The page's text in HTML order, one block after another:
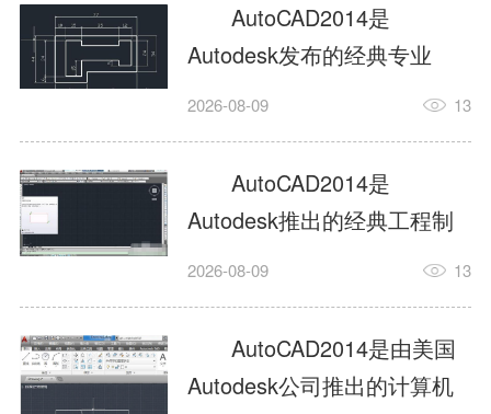
行业工程设计。版本新增图
纸标签页、实景地理地图、
协同设计交流模块，优化命
令行智能纠错与图层批量管
理，支持Win8触屏操作、点
云扫描数据导入，兼容各类
DWG图纸格式，文件互通...
AutoCAD2014是
Autodesk发布的经典专业
CAD制图设计软件，是工程
绘图工具。软件专注精准二
维绘图、图纸编辑、参数化
设计及基础三维建模，广泛
应用于建筑设计、机械制
造、土木工程、室内设计等
多个行业。软件优化绘图流
畅度与文件兼容性，支持参
2026-08-09 13
AutoCAD2014是
Autodesk推出的经典工程制
图设计软件，主打高效精准
建模作业，适配建筑、机
械、市政、室内设计等多行
业场景。软件优化运行机制
2026-08-09 13
AutoCAD2014是由美国
Autodesk公司推出的计算机